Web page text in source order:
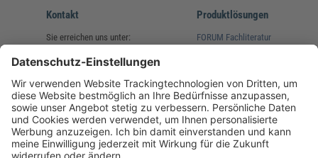
Kontakt
Sie erreichen uns unter:
(08233) 38 11 23
service@forum-verlag.com
Mo-Do 07:30 - 17:00 Uhr
Fr 07:30 - 15:00 Uhr
Produktlösungen
FORUM Fachliteratur
Folgen Sie uns